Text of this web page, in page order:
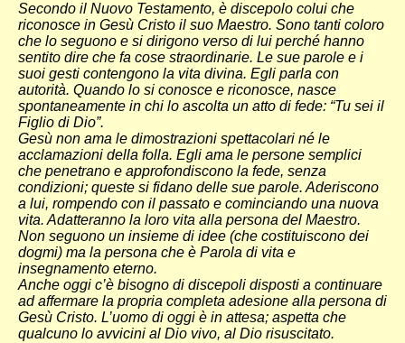
Secondo il Nuovo Testamento, è discepolo colui che
riconosce in Gesù Cristo il suo Maestro. Sono tanti coloro
che lo seguono e si dirigono verso di lui perché hanno
sentito dire che fa cose straordinarie. Le sue parole e i
suoi gesti contengono la vita divina. Egli parla con
autorità. Quando lo si conosce e riconosce, nasce
spontaneamente in chi lo ascolta un atto di fede: “Tu sei il
Figlio di Dio”.
Gesù non ama le dimostrazioni spettacolari né le
acclamazioni della folla. Egli ama le persone semplici
che penetrano e approfondiscono la fede, senza
condizioni; queste si fidano delle sue parole. Aderiscono
a lui, rompendo con il passato e cominciando una nuova
vita. Adatteranno la loro vita alla persona del Maestro.
Non seguono un insieme di idee (che costituiscono dei
dogmi) ma la persona che è Parola di vita e
insegnamento eterno.
Anche oggi c’è bisogno di discepoli disposti a continuare
ad affermare la propria completa adesione alla persona di
Gesù Cristo. L’uomo di oggi è in attesa; aspetta che
qualcuno lo avvicini al Dio vivo, al Dio risuscitato.